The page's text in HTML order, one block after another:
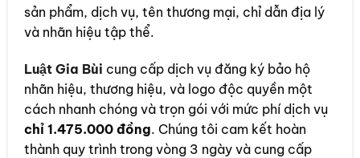
sản phẩm, dịch vụ, tên thương mại, chỉ dẫn địa lý
và nhãn hiệu tập thể.
Luật Gia Bùi cung cấp dịch vụ đăng ký bảo hộ
nhãn hiệu, thương hiệu, và logo độc quyền một
cách nhanh chóng và trọn gói với mức phí dịch vụ
chỉ 1.475.000 đồng. Chúng tôi cam kết hoàn
thành quy trình trong vòng 3 ngày và cung cấp